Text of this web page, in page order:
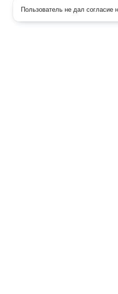
Пользователь не дал согласие